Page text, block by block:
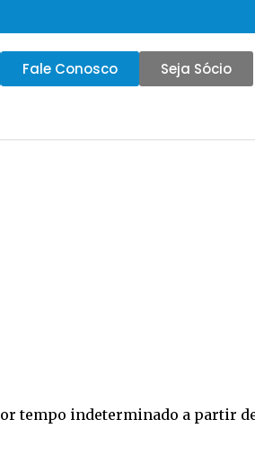
Fale Conosco Seja Sócio
tempo indeterminado a partir